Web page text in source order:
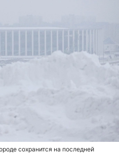
сохранится на последней